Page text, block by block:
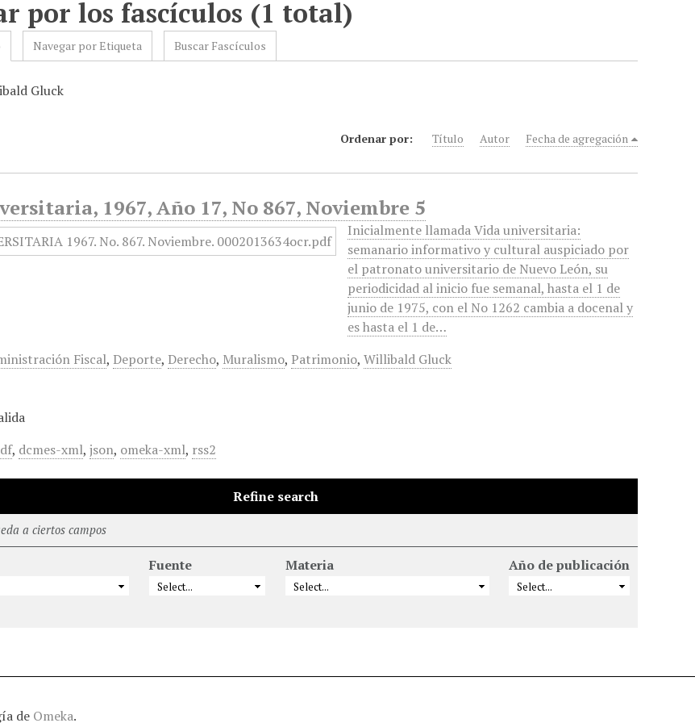
por los fascículos (1 total)
Navegar por Etiqueta Buscar Fascículos
Gluck
Ordenar por: Título Autor Fecha de agregación
1967, Año 17, No 867, Noviembre 5
Inicialmente llamada Vida universitaria:
semanario informativo y cultural auspiciado por
el patronato universitario de Nuevo León, su
periodicidad al inicio fue semanal, hasta el 1 de
junio de 1975, con el No 1262 cambia a docenal y
es hasta el 1 de…
Fiscal, Deporte, Derecho, Muralismo, Patrimonio,Willibald Gluck
, dcmes-xml,json, omeka-xml, rss2
Refine search
a ciertos campos
Fuente Materia Año de publicación
de Omeka.